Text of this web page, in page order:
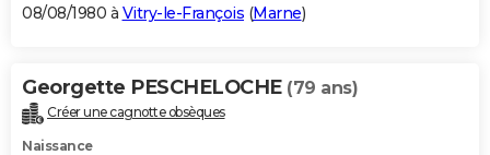
08/08/1980 à Vitry-le-François (Marne)
Georgette PESCHELOCHE (79 ans)
Créer une cagnotte obsèques
Naissance